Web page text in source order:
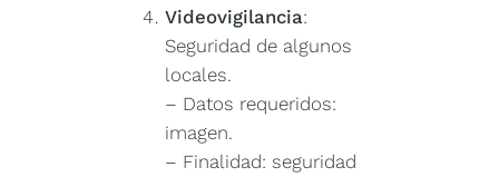
Videovigilancia:
Seguridad de algunos
locales.
– Datos requeridos:
imagen.
– Finalidad: seguridad